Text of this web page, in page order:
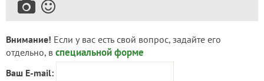
Внимание! Если у вас есть свой вопрос, задайте его
отдельно, в специальной форме
Ваш E-mail: